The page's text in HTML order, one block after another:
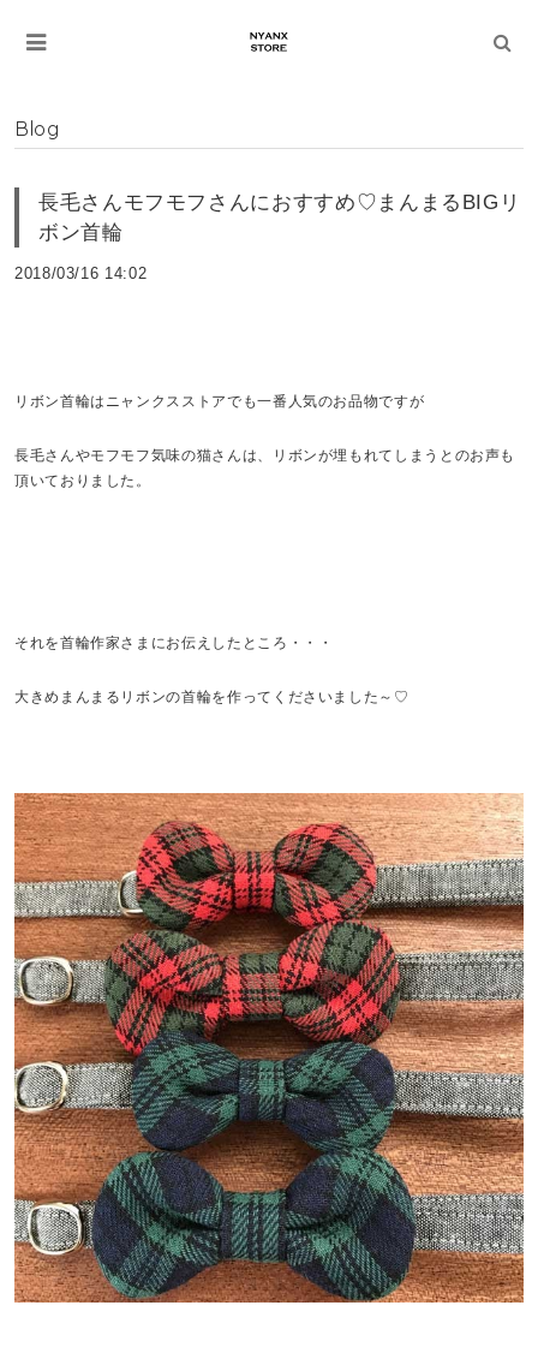
Blog
長毛さんモフモフさんにおすすめ♡まんまるBIGリ
ボン首輪
2018/03/16 14:02
リボン首輪はニャンクスストアでも一番人気のお品物ですが
長毛さんやモフモフ気味の猫さんは、リボンが埋もれてしまうとのお声も
頂いておりました。
それを首輪作家さまにお伝えしたところ・・・
大きめまんまるリボンの首輪を作ってくださいました～♡